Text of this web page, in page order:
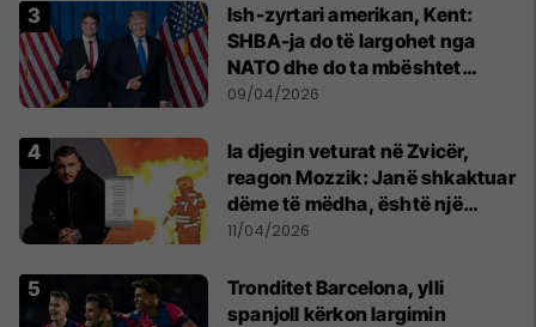
Ish-zyrtari amerikan, Kent:
SHBA-ja do të largohet nga
NATO dhe do ta mbështet
Izraelin në një luftë të
09/04/2026
Ia djegin veturat në Zvicër,
reagon Mozzik: Janë shkaktuar
dëme të mëdha, është një
bandë nga Franca
11/04/2026
Tronditet Barcelona, ylli
spanjoll kërkon largimin